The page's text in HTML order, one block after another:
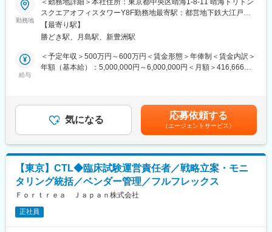
また、当社では外部就労型だけでなく受託型案件も保有している
ため、将来的にはマネジメントやスペシャリスト職、本社での新
たな業務への挑戦など、多様なキャリアパスを描くことが可能で
す。
環器領域）※グローバルスタディ有り
・国内製薬メーカー（皮膚科領域）
ご自身の「将来こうなりたい！この経験を積みたい！」という気
持ちに向き合う会社です。キャリア形成に熱い営業担当がいる為
いつでも気軽に相談できます。
1か月1回を目安にメンターとの定期面談あり「業務、キャリアプ
ラン、お悩み相談」等一緒に考える事ができます。
変更の範囲：会社の定める業務
締結プロセスを円滑に推進するとともに、契約管理システムの運
用、契約書類の管理・保管業務を担います。SOPや関連手順書を
遵守し、高品質かつ効率的な契約業務の遂行を通じて、臨床試験
の円滑な立ち上げ・運営に貢献していただきます。
■仕事内容：
交渉および締結支援
秘密保持契約（NDA）、補償契約（Indemnification Letter）など
各種契約書の作成・管理
社内レビュー、承認取得および締結プロセスの推進
□契約管理・進捗管理
契約管理システム（SAMS等）への情報登録および進捗管理
契約締結状況や契約ステータスのモニタリングおよびレポーティ
契約書類の電子・紙媒体での保管および文書管理
契約締結後の関係部署への通知や契約情報の共有
勤務地
スクエアオフィスタワーY8F勤務地最寄駅：都営地下鉄大江戸線
／勝どき駅受動喫煙対策：屋内全面禁煙変更の範囲：会社の定め
る事業所
【最寄り駅】
勝どき駅、月島駅、新豊洲駅
給与
＜予定年収＞500万円～600万円＜賃金形態＞年俸制＜賃金内訳＞
年額（基本給）：5,000,000円～6,000,000円＜月額＞416,666円
気になる 応募依頼する
（エージェントサービス）
【東京】CTL◆臨床試験運営責任者／戦略立案・モニ
タリング統括／ベンダー管理／フルフレックス
Ｆｏｒｔｒｅａ Ｊａｐａｎ株式会社
正社員